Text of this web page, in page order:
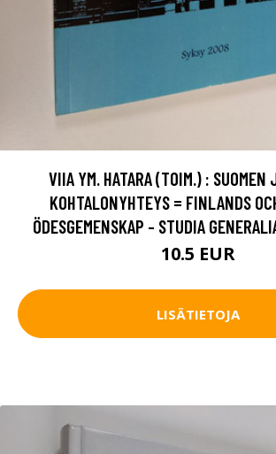
VIIA YM. HATARA (TOIM.) : SUOMEN
KOHTALONYHTEYS = FINLANDS
ÖDESGEMENSKAP - STUDIA
10.5 EUR
LISÄTIETOJA